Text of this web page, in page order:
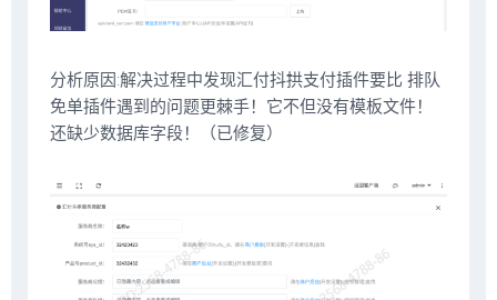
分析原因:解决过程中发现汇付抖拱支付插件要比 排队
免单插件遇到的问题更棘手！它不但没有模板文件！
还缺少数据库字段！（已修复）